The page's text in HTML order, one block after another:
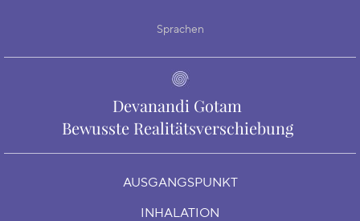
Sprachen
Devanandi Gotam
Bewusste Realitätsverschiebung
AUSGANGSPUNKT
INHALATION